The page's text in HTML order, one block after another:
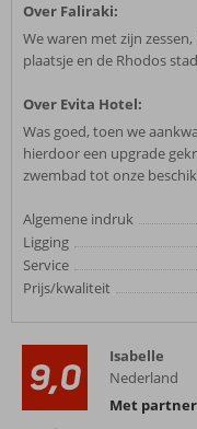
Over Faliraki:
We waren met zijn
plaatsje en de Rhodos
Over Evita Hotel:
Was goed, toen we
hierdoor een upgrade
zwembad tot onze
Algemene indruk
Ligging
Service
Prijs/kwaliteit
9,0
Isabelle
Nederland
Met partner